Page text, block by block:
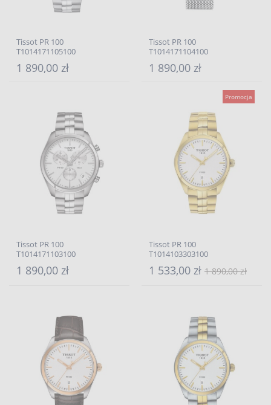
Tissot PR 100
T1014171105100
1 890,00 zł
Tissot PR 100
T1014171104100
1 890,00 zł
Tissot PR 100
T1014171103100
1 890,00 zł
Promocja
Tissot PR 100
T1014103303100
1 533,00 zł 1 890,00 zł